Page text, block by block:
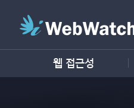
웹 접근성